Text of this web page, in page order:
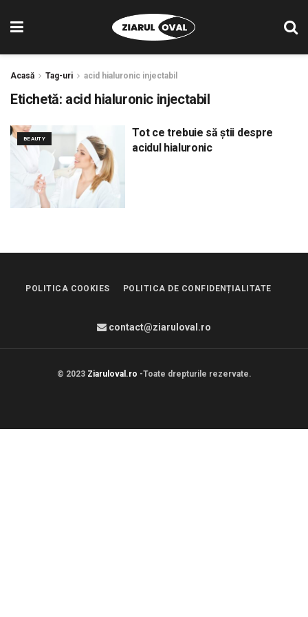
Acasă Tag-uri acid hialuronic injectabil
Etichetă: acid hialuronic injectabil
BEAUTY
Tot ce trebuie să știi despre
acidul hialuronic
POLITICA COOKIES POLITICA DE CONFIDENȚIALITATE
contact@ziaruloval.ro
© 2023 Ziaruloval.ro -Toate drepturile rezervate.